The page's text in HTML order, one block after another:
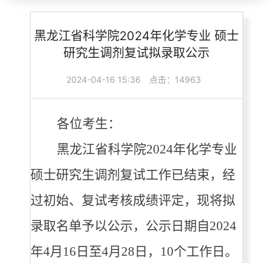
黑龙江省科学院2024年化学专业 硕士
研究生调剂复试拟录取公示
2024-04-16 15:36 点击：14963
各位考生：
黑龙江省科学院2024年化学专业
硕士研究生调剂复试工作已结束，经
过初始、复试考核成绩评定，现将拟
录取名单予以公示，公示日期自2024
年4月16日至4月28日，10个工作日。